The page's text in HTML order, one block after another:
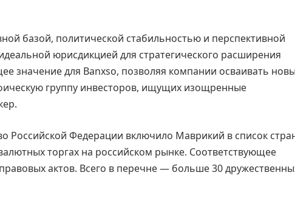
базой, политической стабильностью и перспективной
юрисдикцией для стратегического расширения
значение для Banxso, позволяя компании осваивать
группу инвесторов, ищущих изощренные
Российской Федерации включило Маврикий в список
торгах на российском рынке. Соответствующее
актов. Всего в перечне — больше 30